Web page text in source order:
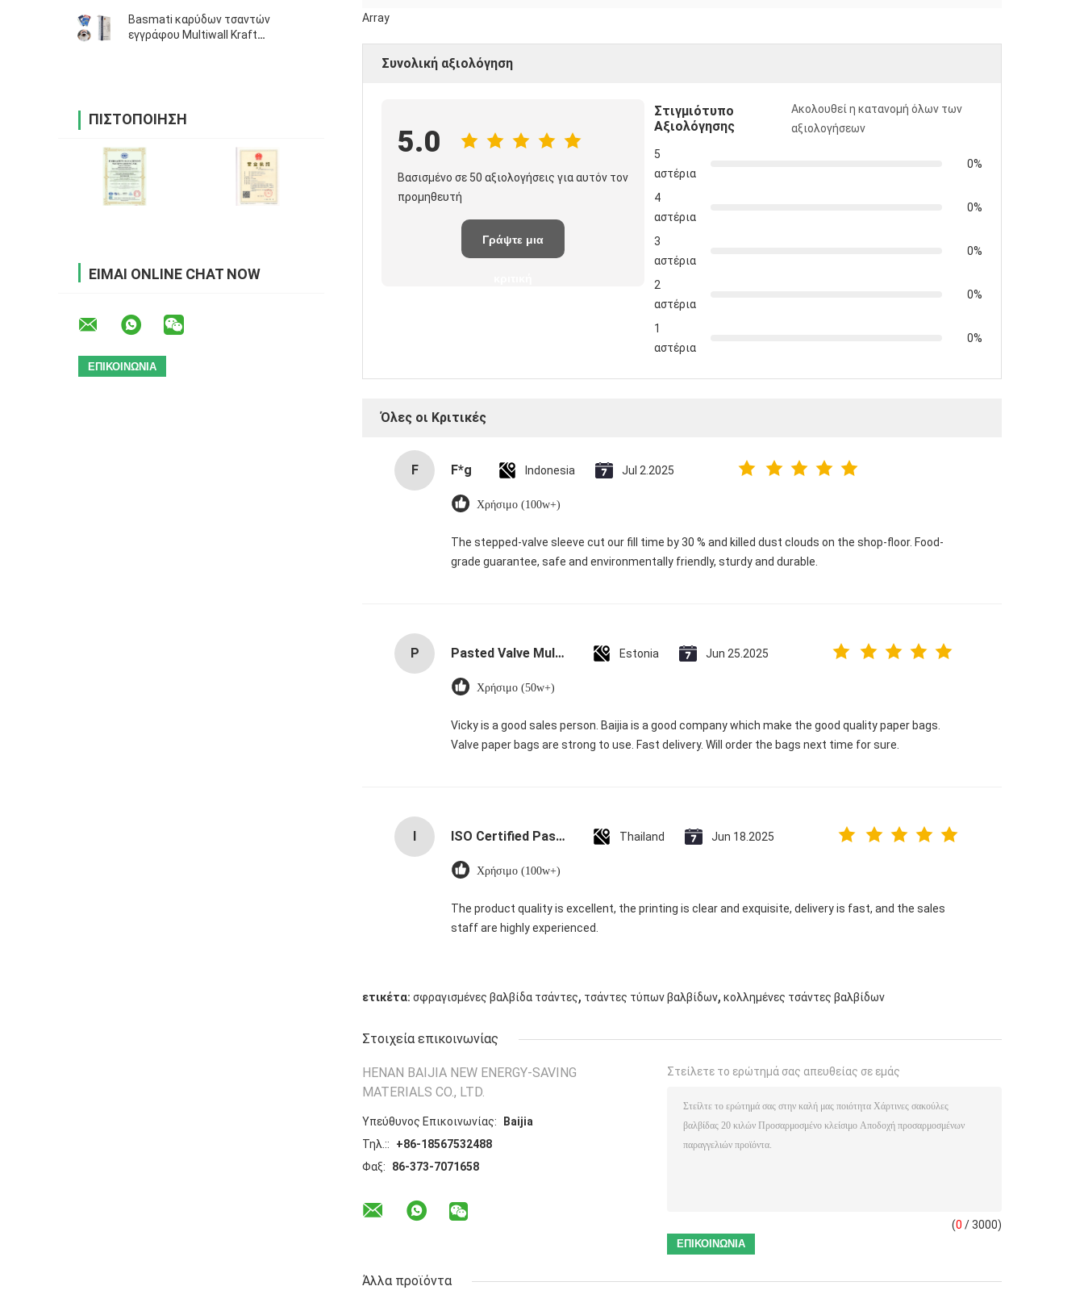
Basmati καρύδων τσαντών
εγγράφου Multiwall Kraft
ΠΙΣΤΟΠΟΊΗΣΗ
ΕΊΜΑΙ ONLINE CHAT NOW
Array
Συνολική αξιολόγηση
5.0
Βασισμένο σε 50 αξιολογήσεις για αυτόν τον
προμηθευτή
Γράψτε μια
Στιγμιότυπο
Αξιολόγησης
Ακολουθεί η κατανομή όλων των
αξιολογήσεων
5
αστέρια
0%
4
αστέρια
0%
3
αστέρια
0%
2
αστέρια
0%
1
αστέρια
0%
Όλες οι Κριτικές
F F*g Indonesia Jul 2.2025
Χρήσιμο (100w+)
The stepped-valve sleeve cut our fill time by 30 % and killed dust clouds on the shop-floor. Food-
grade guarantee, safe and environmentally friendly, sturdy and durable.
P Pasted Valve Multiwall Paper Bags for Durable Packaging with 10kg to 50kg Capacity and Moisture Resistance Estonia Jun 25.2025
Χρήσιμο (50w+)
Vicky is a good sales person. Baijia is a good company which make the good quality paper bags.
Valve paper bags are strong to use. Fast delivery. Will order the bags next time for sure.
ISO Certified Pasted Valve Multiwall Paper Bags with 60M Annual Supply and 15-Day Delivery Thailand Jun 18.2025
Χρήσιμο (100w+)
The product quality is excellent, the printing is clear and exquisite, delivery is fast, and the sales
staff are highly experienced.
ετικέτα: σφραγισμένες βαλβίδα τσάντες, τσάντες τύπων βαλβίδων, κολλημένες τσάντες βαλβίδων
Στοιχεία επικοινωνίας
HENAN BAIJIA NEW ENERGY-SAVING
MATERIALS CO., LTD.
Υπεύθυνος Επικοινωνίας:
Baijia
Τηλ.::
+86-18567532488
Φαξ:
86-373-7071658
Στείλετε το ερώτημά σας απευθείας σε εμάς
(0 / 3000)
Άλλα προϊόντα